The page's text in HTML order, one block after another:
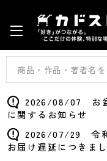
2026/08/07 お盆
に関するお知らせ
2026/07/29 令和
お届け遅延につきま